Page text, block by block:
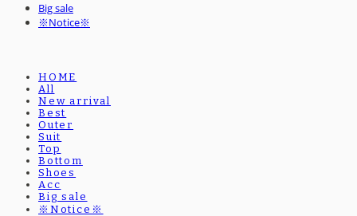
Big sale
※Notice※
HOME
All
New arrival
Best
Outer
Suit
Top
Bottom
Shoes
Acc
Big sale
※Notice※